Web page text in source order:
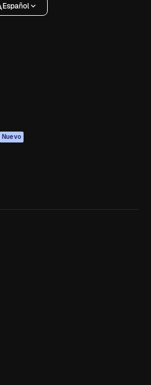
Español
Nuevo